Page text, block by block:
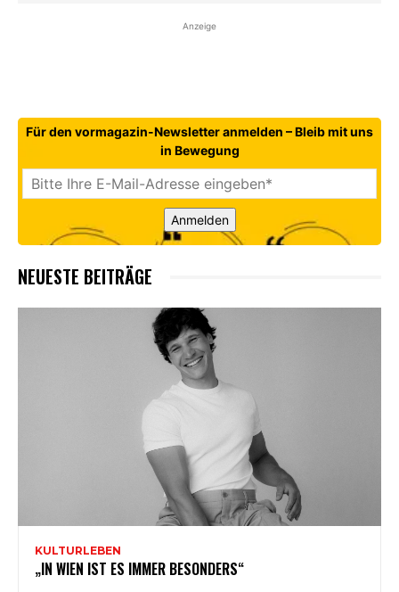
Anzeige
Für den vormagazin-Newsletter anmelden – Bleib mit uns
in Bewegung
Anmelden
NEUESTE BEITRÄGE
KULTURLEBEN
„IN WIEN IST ES IMMER BESONDERS“